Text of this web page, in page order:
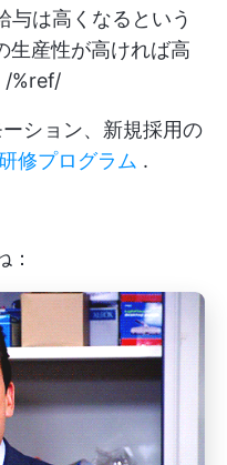
与は高くなるという
生産性が高ければ高
/%ref/
ション、新規採用の
修プログラム .
：